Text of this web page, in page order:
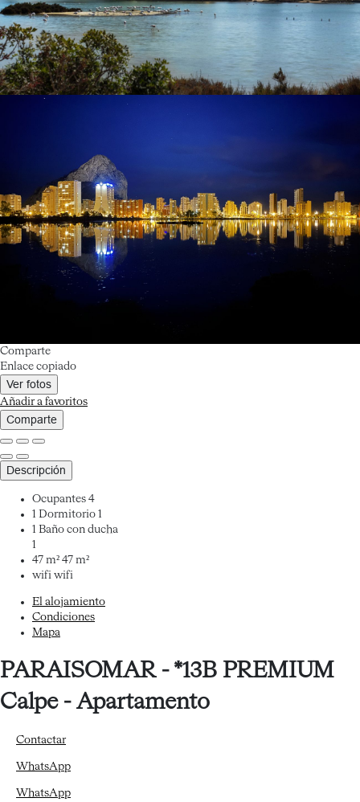
Comparte
Enlace copiado
Ver fotos
Añadir a favoritos
Comparte
Descripción
Ocupantes 4
1 Dormitorio 1
1 Baño con ducha
1
47 m² 47 m²
wifi wifi
El alojamiento
Condiciones
Mapa
PARAISOMAR - *13B PREMIUM
Calpe - Apartamento
Contactar
WhatsApp
WhatsApp